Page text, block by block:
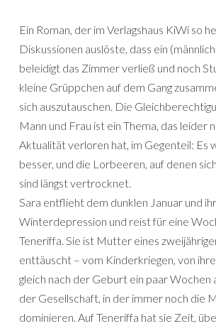
Ein Roman, der im Verlagshaus KiWi so
Diskussionen auslöste, dass ein
beleidigt das Zimmer verließ und noch
kleine Grüppchen auf dem Gang
sich auszutauschen. Die
Mann und Frau ist ein Thema, das leider
Aktualität verloren hat, im Gegenteil: Es
besser, und die Lorbeeren, auf denen
sind längst vertrocknet.
Sara entflieht dem dunklen Januar und
Winterdepression und reist für eine
Teneriffa. Sie ist Mutter eines
enttäuscht – vom Kinderkriegen, von
gleich nach der Geburt ein paar Wochen
der Gesellschaft, in der immer noch die
dominieren. Auf Teneriffa hat sie Zeit,